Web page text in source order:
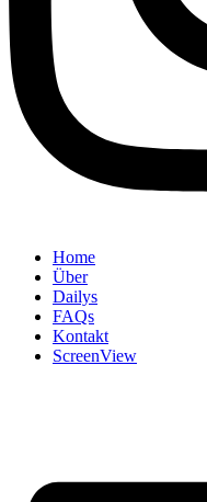
Home
Über
Dailys
FAQs
Kontakt
ScreenView